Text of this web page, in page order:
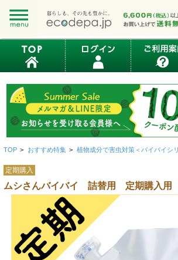
TOP > おすすめ特集 > 植物成分で害虫対策＜バイバイシ
定期購入
ムシさんバイバイ 詰替用 定期購入用